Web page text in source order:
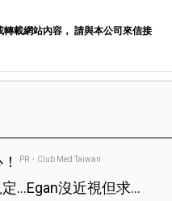
載網站內容， 請與本公司來信接
PR・Club Med Taiwan
…Egan沒近視但求